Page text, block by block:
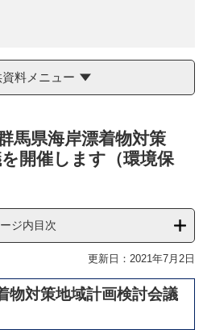
料メニュー
馬県海岸漂着物対策
開催します（環境保
ジ内目次
更新日：2021年7月2日
物対策地域計画検討会議